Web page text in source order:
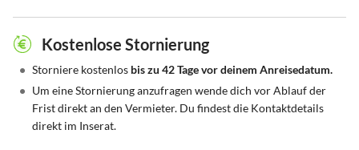
Kostenlose Stornierung
• Storniere kostenlos bis zu 42 Tage vor deinem Anreisedatum.
• Um eine Stornierung anzufragen wende dich vor Ablauf der
Frist direkt an den Vermieter. Du findest die Kontaktdetails
direkt im Inserat.